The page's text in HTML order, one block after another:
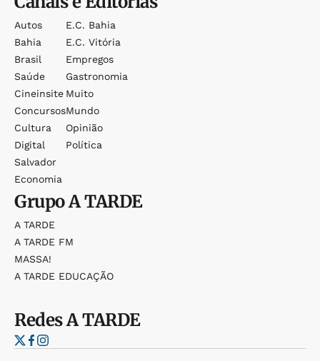
Autos
Bahia
Brasil
Saúde
Cineinsite
Concursos
Cultura
Digital
Salvador
Economia
E.c. Bahia
E.c. Vitória
Empregos
Gastronomia
Muito
Mundo
Opinião
Política
GrupoA TARDE
A TARDE
A TARDE FM
MASSA!
A TARDE EDUCAÇÃO
RedesA TARDE